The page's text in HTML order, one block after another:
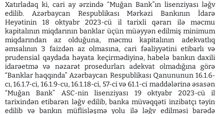
Xatırladaq ki, cari ay ərzində “Muğan Bank”ın lisenziyası ləğv
edilib. Azərbaycan Respublikası Mərkəzi Bankının İdarə
Heyətinin 18 oktyabr 2023-cü il tarixli qərarı ilə məcmu
kapitalının miqdarının banklar üçün müəyyən edilmiş minimum
miqdarından az olduğuna, məcmu kapitalının adekvatlıq
əmsalının 3 faizdən az olmasına, cari fəaliyyətini etibarlı və
prudensial qaydada həyata keçirmədiyinə, habelə bankın daxili
idarəetmə və nəzarət prosedurları adekvat olmadığına görə
“Banklar haqqında” Azərbaycan Respublikası Qanununun 16.1.6-
cı, 16.1.7-ci, 16.1.9-cu, 16.1.18-ci, 57-ci və 61.1-ci maddələrinə əsasən
“Muğan Bank” ASC-nin lisenziyası 19 oktyabr 2023-cü il
tarixindən etibarən ləğv edilib, banka müvəqqəti inzibatçı təyin
edilib və bankın müflisləşmə yolu ilə ləğv edilməsi barədə